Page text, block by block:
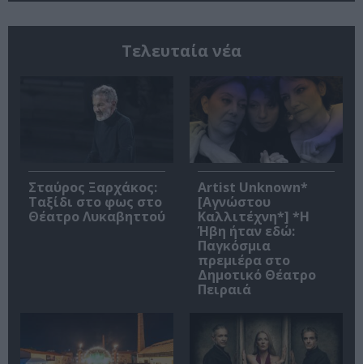
Τελευταία νέα
Σταύρος Ξαρχάκος:
Ταξίδι στο φως στο
Θέατρο Λυκαβηττού
Artist Unknown*
[Αγνώστου
Καλλιτέχνη*] *Η
Ήβη ήταν εδώ:
Παγκόσμια
πρεμιέρα στο
Δημοτικό Θέατρο
Πειραιά